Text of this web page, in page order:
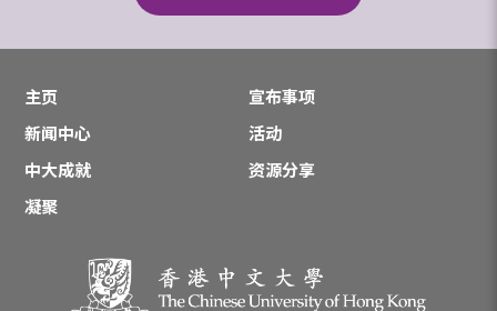
主页
宣布事项
新闻中心
活动
中大成就
资源分享
凝聚